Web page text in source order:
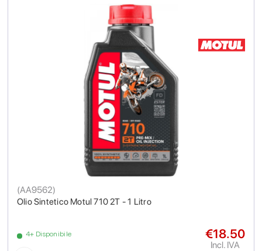
Olio Sintetico Motul 710 2T - 1 Litro
(AA9562)
4+ Disponibile €18.50
Incl. IVA